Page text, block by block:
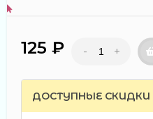
125 ₽ - +
ДОСТУПНЫЕ СКИДКИ